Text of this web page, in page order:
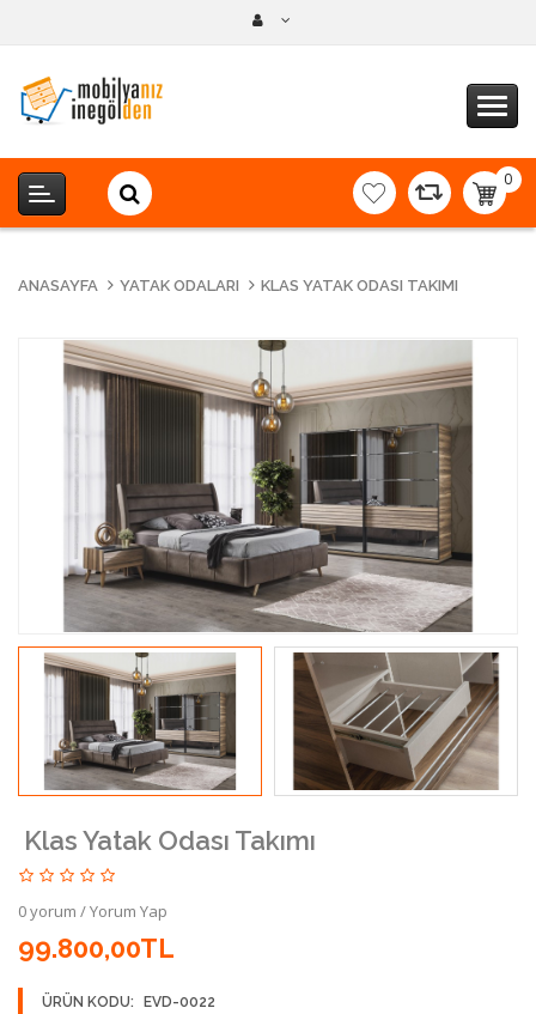
0
-
ANASAYFA YATAK ODALARI KLAS YATAK ODASI TAKIMI
Klas Yatak Odası Takımı
0 yorum /Yorum Yap
99.800,00TL
ÜRÜN KODU:
EVD-0022